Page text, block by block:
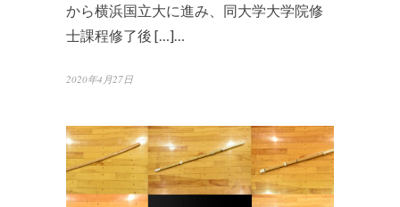
から横浜国立大に進み、同大学大学院修
士課程修了後 […]…
2020年4月27日